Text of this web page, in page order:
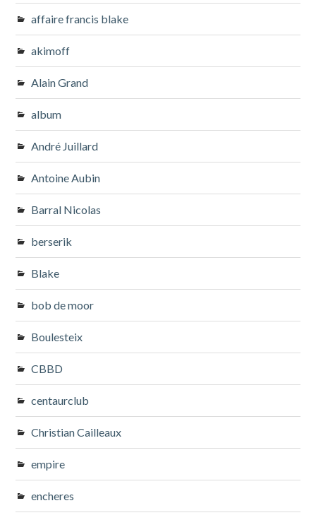
affaire francis blake
akimoff
Alain Grand
album
André Juillard
Antoine Aubin
Barral Nicolas
berserik
Blake
bob de moor
Boulesteix
CBBD
centaurclub
Christian Cailleaux
empire
encheres